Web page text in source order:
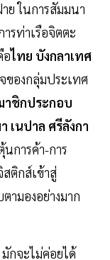
ย ในการสัมมนา
ารท่าเรือจิตตะ
อไทย บังกลาเทศ
ของกลุ่มประเทศ
าชิกประกอบ
เนปาล ศรีลังกา
นการค้า-การ
ติกส์เข้าสู่
มองอย่างมาก
กจะไม่ค่อยได้